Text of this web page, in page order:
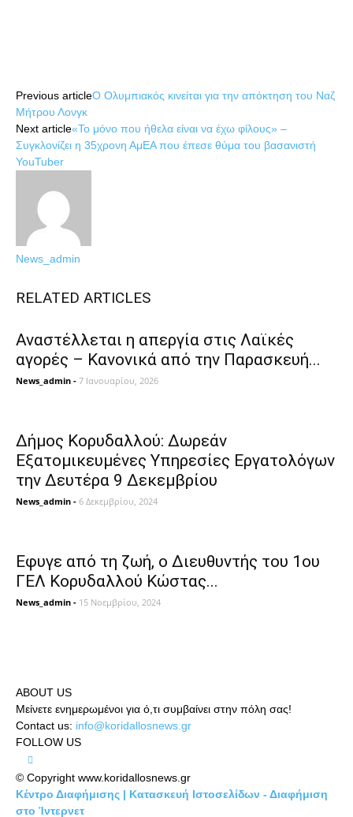
Previous articleΟ Ολυμπιακός κινείται για την απόκτηση του Ναζ
Μήτρου Λονγκ
Next article«Το μόνο που ήθελα είναι να έχω φίλους» –
Συγκλονίζει η 35χρονη ΑμΕΑ που έπεσε θύμα του βασανιστή
YouTuber
News_admin
RELATED ARTICLES
Αναστέλλεται η απεργία στις Λαϊκές
αγορές – Κανονικά από την Παρασκευή...
News_admin - 7 Ιανουαρίου, 2026
Δήμος Κορυδαλλού: Δωρεάν
Εξατομικευμένες Υπηρεσίες Eργατολόγων
την Δευτέρα 9 Δεκεμβρίου
News_admin - 6 Δεκεμβρίου, 2024
Εφυγε από τη ζωή, ο Διευθυντής του 1ου
ΓΕΛ Κορυδαλλού Κώστας...
News_admin - 15 Νοεμβρίου, 2024
ABOUT US
Μείνετε ενημερωμένοι για ό,τι συμβαίνει στην πόλη σας!
Contact us: info@koridallosnews.gr
FOLLOW US
© Copyright www.koridallosnews.gr
Κέντρο Διαφήμισης | Κατασκευή Ιστοσελίδων - Διαφήμιση
στο Ίντερνετ